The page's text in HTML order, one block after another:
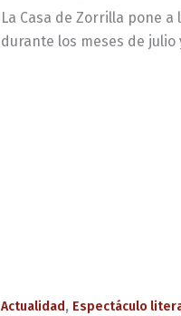
La Casa de Zorrilla pone
durante los meses de julio
Actualidad, Espectáculo